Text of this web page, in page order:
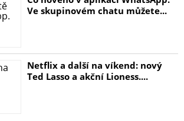
Ve skupinovém chatu můžete...
Netflix a další na víkend: nový
Ted Lasso a akční Lioness....